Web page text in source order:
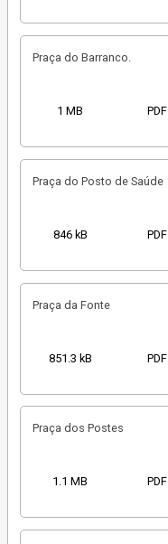
Praça do Barranco.
1 MB PDF
Praça do Posto de Saúde
846 kB PDF
Praça da Fonte
851.3 kB PDF
Praça dos Postes
1.1 MB PDF